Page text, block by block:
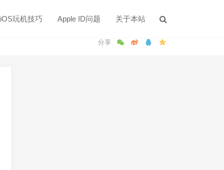
iOS玩机技巧 Apple ID问题 关于本站